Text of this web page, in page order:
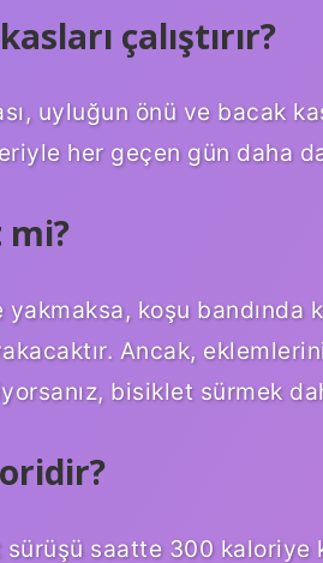
çalıştırır?
uyluğun önü ve bacak
her geçen gün daha
mi?
yakmaksa, koşu
Ancak,
bisiklet sürmek
sürüşü saatte 300